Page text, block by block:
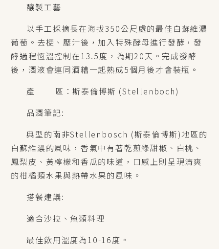
釀製工藝
以手工採摘長在海拔350公尺處的最佳白蘇維濃
葡萄。去梗、壓汁後，加入特殊酵母進行發酵，發
酵過程恆溫控制在13.5度，為期20天。完成發酵
後，酒液會連同酒糟一起熟成5個月後才會裝瓶。
產 區：斯泰倫博斯 (Stellenboch)
品酒筆記:
典型的南非Stellenbosch (斯泰倫博斯)地區的
白蘇維濃的風味，香氣中有著乾煎綠甜椒、白桃、
鳳梨皮、黃檸檬和香瓜的味道，口感上則呈現清爽
的柑橘類水果與熱帶水果的風味。
搭餐建議:
適合沙拉、魚類料理
最佳飲用溫度為10-16度。